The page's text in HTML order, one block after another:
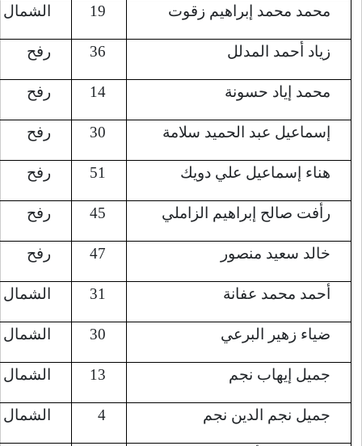
19 الشمال (جباليا) 8/6/2022
36 رفح 8/6/2022
14 رفح 8/6/2022
30 رفح 8/6/2022
51 رفح 8/6/2022
45 رفح 8/6/2022
47 رفح 8/6/2022
31 الشمال (جباليا) 8/7/2022
30 الشمال (جباليا) 8/7/2022
13 الشمال (جباليا) 8/7/2022
4 الشمال (جباليا) 8/7/2022